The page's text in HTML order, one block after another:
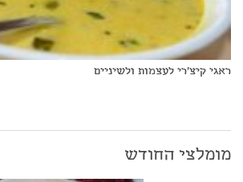
ראגי קיצ'רי לעצמות ולשיניים
מומלצי החודש